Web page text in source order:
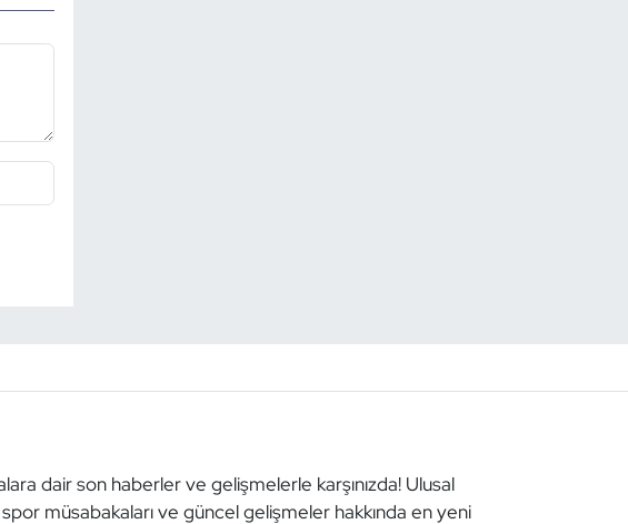
dair son haberler ve gelişmelerle karşınızda! Ulusal
müsabakaları ve güncel gelişmeler hakkında en yeni